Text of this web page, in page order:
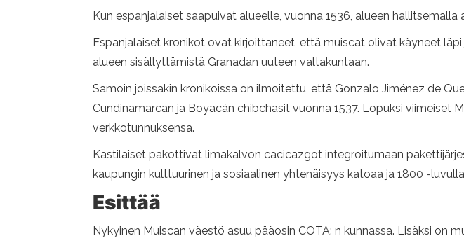
Kun espanjalaiset saapuivat alueelle, vuonna 1536, alueen
Espanjalaiset kronikot ovat kirjoittaneet, että muiscat olivat käyneet
alueen sisällyttämistä Granadan uuteen valtakuntaan.
Samoin joissakin kronikoissa on ilmoitettu, että Gonzalo Jiménez de
Cundinamarcan ja Boyacán chibchasit vuonna 1537. Lopuksi
verkkotunnuksensa.
Kastilaiset pakottivat limakalvon cacicazgot integroitumaan
kaupungin kulttuurinen ja sosiaalinen yhtenäisyys katoaa ja 1800 -
Esittää
Nykyinen Muiscan väestö asuu pääosin COTA: n kunnassa. Lisäksi on